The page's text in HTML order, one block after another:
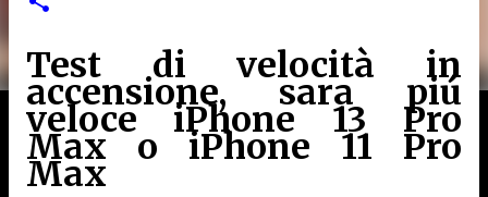
Test di velocità in
accensione, sara piú
veloce iPhone 13 Pro
Max o iPhone 11 Pro
Max